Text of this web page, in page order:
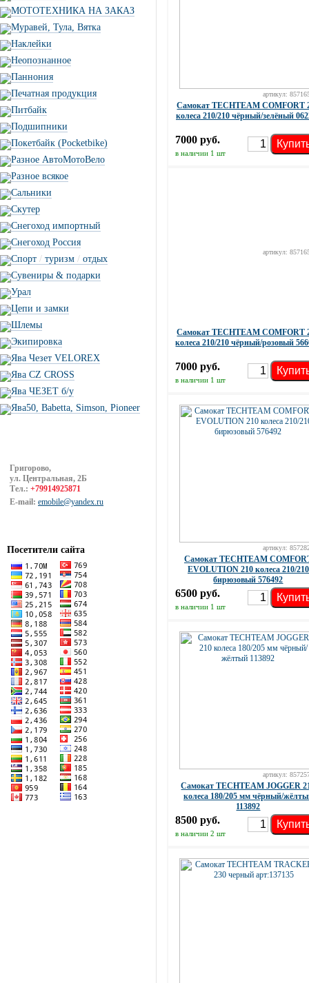
МОТОТЕХНИКА НА ЗАКАЗ
Муравей, Тула, Вятка
Наклейки
Неопознанное
Паннония
Печатная продукция
Питбайк
Подшипники
Покетбайк (Pocketbike)
Разное АвтоМотоВело
Разное всякое
Сальники
Скутер
Снегоход импортный
Снегоход Россия
Спорт / туризм / отдых
Сувениры & подарки
Урал
Цепи и замки
Шлемы
Экипировка
Ява Чезет VELOREX
Ява CZ CROSS
Ява ЧЕЗЕТ б/у
Ява50, Babetta, Simson, Pioneer
Григорово,
ул. Центральная, 2Б
Тел.: +79914925871
E-mail: emobile@yandex.ru
Посетители сайта
артикул:
Самокат TECHTEAM COMFORT
колеса 210/210 чёрный/зелёный
7000 руб.
в наличии 1 шт
артикул:
Самокат TECHTEAM COMFORT
колеса 210/210 чёрный/розовый
7000 руб.
в наличии 1 шт
артикул:
Самокат TECHTEAM
EVOLUTION 210 колеса 210/210
бирюзовый 576492
6500 руб.
в наличии 1 шт
артикул:
Самокат TECHTEAM JOGGER
колеса 180/205 мм чёрный/
113892
8500 руб.
в наличии 2 шт